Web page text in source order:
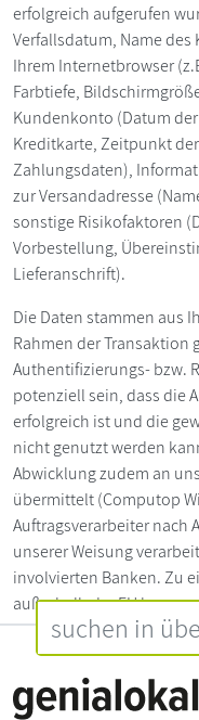
erfolgreich aufgerufen
Verfallsdatum, Name
Ihrem Internetbrowser
Farbtiefe,
Kundenkonto (Datum
Kreditkarte, Zeitpunkt
Zahlungsdaten),
zur Versandadresse
sonstige Risikofaktoren
Vorbestellung,
Lieferanschrift).
Die Daten stammen aus
Rahmen der Transaktion
Authentifizierungs- bzw.
potenziell sein, dass die
erfolgreich ist und die
nicht genutzt werden
Abwicklung zudem an
übermittelt (Computop
Auftragsverarbeiter nach
unserer Weisung
involvierten Banken. Zu
außerhalb der EU kann
Banken in Drittländern
folgende Löschfristen
Datenbank und
Zahlungstransaktionen